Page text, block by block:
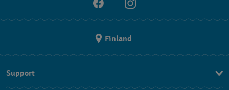
Finland
Support